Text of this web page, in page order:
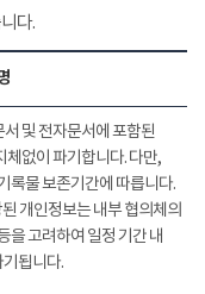
다.
서 및 전자문서에 포함된
없이 파기합니다. 다만,
록물 보존기간에 따릅니다.
개인정보는 내부 협의체의
을 고려하여 일정 기간 내
됩니다.